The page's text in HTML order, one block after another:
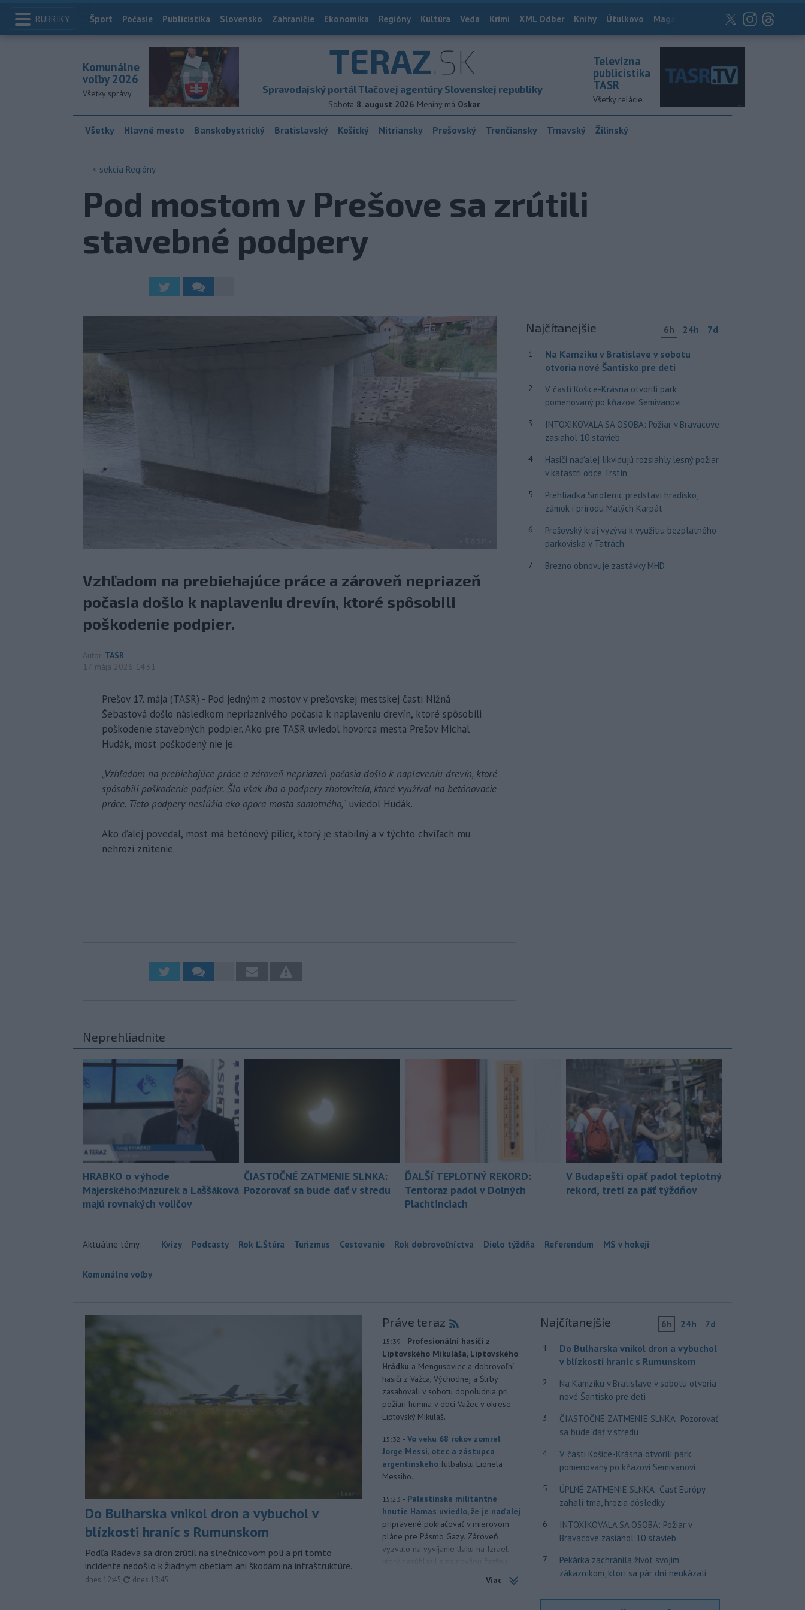
RUBRIKY Index
Šport Počasie Publicistika Slovensko Zahraničie Ekonomika Regióny Kultúra Veda Krimi XML Odber Knihy Útulkovo Magazín News Now Archív
TERAZ.SK
Spravodajský portál Tlačovej agentúry Slovenskej republiky
Sobota 8. august 2026 Meniny má Oskar
Komunálne
voľby 2026
Všetky správy
Televízna
publicistika
TASR
Všetky relácie
Všetky Hlavné mesto Banskobystrický Bratislavský Košický Nitriansky Prešovský Trenčiansky Trnavský Žilinský
< sekcia Regióny
Pod mostom v Prešove sa zrútili
stavebné podpery
Vzhľadom na prebiehajúce práce a zároveň nepriazeň
počasia došlo k naplaveniu drevín, ktoré spôsobili
poškodenie podpier.
Autor TASR
17. mája 2026 14:31
Prešov 17. mája (TASR) - Pod jedným z mostov v prešovskej mestskej časti Nižná
Šebastová došlo následkom nepriaznivého počasia k naplaveniu drevín, ktoré spôsobili
poškodenie stavebných podpier. Ako pre TASR uviedol hovorca mesta Prešov Michal
Hudák, most poškodený nie je.
„Vzhľadom na prebiehajúce práce a zároveň nepriazeň počasia došlo k naplaveniu drevín, ktoré
spôsobili poškodenie podpier. Šlo však iba o podpery zhotoviteľa, ktoré využíval na betónovacie
práce. Tieto podpery neslúžia ako opora mosta samotného,“ uviedol Hudák.
Ako ďalej povedal, most má betónový pilier, ktorý je stabilný a v týchto chvíľach mu
nehrozí zrútenie.
Najčítanejšie 6h 24h 7d
1
Na Kamzíku v Bratislave v sobotu
otvoria nové Šantisko pre deti
2
V časti Košice-Krásna otvorili park
pomenovaný po kňazovi Semivanovi
3
INTOXIKOVALA SA OSOBA: Požiar v Braväcove
zasiahol 10 stavieb
4
Hasiči naďalej likvidujú rozsiahly lesný požiar
v katastri obce Trstín
5
Prehliadka Smoleníc predstaví hradisko,
zámok i prírodu Malých Karpát
6
Prešovský kraj vyzýva k využitiu bezplatného
parkoviska v Tatrách
7 Brezno obnovuje zastávky MHD
Neprehliadnite
HRABKO o výhode
Majerského:Mazurek a Laššáková
majú rovnakých voličov
ČIASTOČNÉ ZATMENIE SLNKA:
Pozorovať sa bude dať v stredu
ĎALŠÍ TEPLOTNÝ REKORD:
Tentoraz padol v Dolných
Plachtinciach
V Budapešti opäť padol teplotný
rekord, tretí za päť týždňov
Aktuálne témy: Kvízy Podcasty Rok Ľ.Štúra Turizmus Cestovanie Rok dobrovoľníctva Dielo týždňa Referendum MS v hokeji
Komunálne voľby
Do Bulharska vnikol dron a vybuchol v
blízkosti hraníc s Rumunskom
Podľa Radeva sa dron zrútil na slnečnicovom poli a pri tomto
incidente nedošlo k žiadnym obetiam ani škodám na infraštruktúre.
dnes 12:45, aktualizované
dnes 13:45
Práve teraz
15:39 - Profesionálni hasiči z
Liptovského Mikuláša, Liptovského
Hrádku a Mengusoviec a dobrovoľní
hasiči z Važca, Východnej a Štrby
zasahovali v sobotu dopoludnia pri
požiari humna v obci Važec v okrese
Liptovský Mikuláš.
15:32 - Vo veku 68 rokov zomrel
Jorge Messi, otec a zástupca
argentínskeho futbalistu Lionela
Messiho.
15:23 - Palestínske militantné
hnutie Hamas uviedlo, že je naďalej
pripravené pokračovať v mierovom
pláne pre Pásmo Gazy. Zároveň
vyzvalo na vyvíjanie tlaku na Izrael,
Viac
Najčítanejšie 6h 24h 7d
1
Do Bulharska vnikol dron a vybuchol
v blízkosti hraníc s Rumunskom
2
Na Kamzíku v Bratislave v sobotu otvoria
nové Šantisko pre deti
3
ČIASTOČNÉ ZATMENIE SLNKA: Pozorovať
sa bude dať v stredu
4
V časti Košice-Krásna otvorili park
pomenovaný po kňazovi Semivanovi
5
ÚPLNÉ ZATMENIE SLNKA: Časť Európy
zahalí tma, hrozia dôsledky
6
INTOXIKOVALA SA OSOBA: Požiar v
Braväcove zasiahol 10 stavieb
7
Pekárka zachránila život svojim
zákazníkom, ktorí sa pár dní neukázali